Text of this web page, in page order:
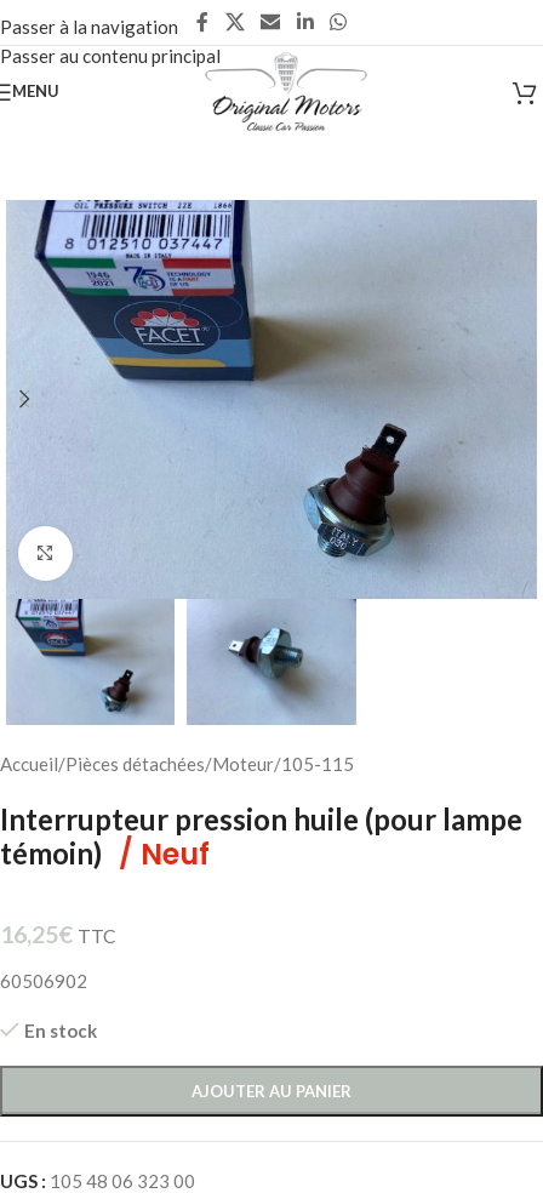
Passer à la navigation
Passer au contenu principal
MENU
Cliquez pour agrandir
Accueil/Pièces détachées/Moteur/105-115
Interrupteur pression huile (pour lampe
témoin) / Neuf
16,25€ TTC
60506902
En stock
AJOUTER AU PANIER
UGS : 105 48 06 323 00